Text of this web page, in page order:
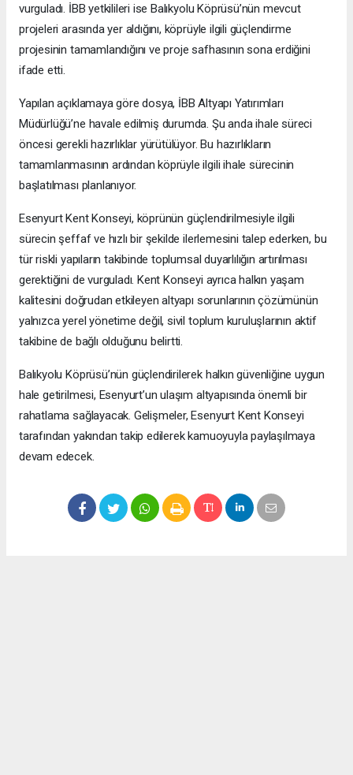
vurguladı. İBB yetkilileri ise Balıkyolu Köprüsü’nün mevcut
projeleri arasında yer aldığını, köprüyle ilgili güçlendirme
projesinin tamamlandığını ve proje safhasının sona erdiğini
ifade etti.
Yapılan açıklamaya göre dosya, İBB Altyapı Yatırımları
Müdürlüğü’ne havale edilmiş durumda. Şu anda ihale süreci
öncesi gerekli hazırlıklar yürütülüyor. Bu hazırlıkların
tamamlanmasının ardından köprüyle ilgili ihale sürecinin
başlatılması planlanıyor.
Esenyurt Kent Konseyi, köprünün güçlendirilmesiyle ilgili
sürecin şeffaf ve hızlı bir şekilde ilerlemesini talep ederken, bu
tür riskli yapıların takibinde toplumsal duyarlılığın artırılması
gerektiğini de vurguladı. Kent Konseyi ayrıca halkın yaşam
kalitesini doğrudan etkileyen altyapı sorunlarının çözümünün
yalnızca yerel yönetime değil, sivil toplum kuruluşlarının aktif
takibine de bağlı olduğunu belirtti.
Balıkyolu Köprüsü’nün güçlendirilerek halkın güvenliğine uygun
hale getirilmesi, Esenyurt’un ulaşım altyapısında önemli bir
rahatlama sağlayacak. Gelişmeler, Esenyurt Kent Konseyi
tarafından yakından takip edilerek kamuoyuyla paylaşılmaya
devam edecek.